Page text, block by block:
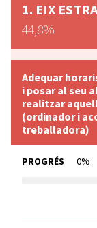
EIX
44,8%
Adequar
i posar al seu
realitzar
(ordinador i
treballadora)
PROGRÉS 0%